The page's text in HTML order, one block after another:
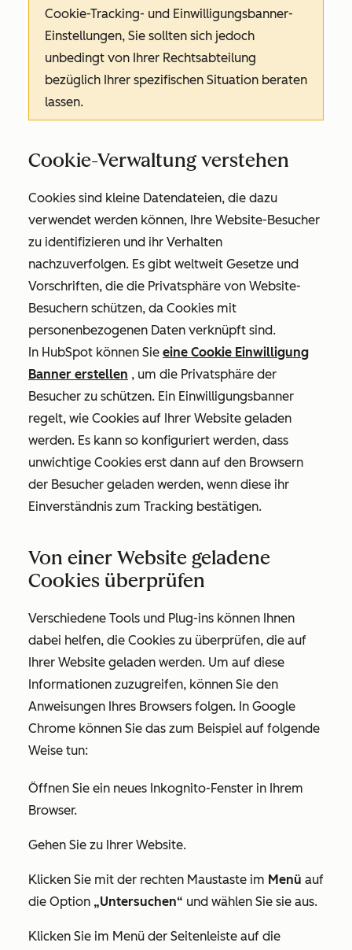
Cookie-Tracking- und Einwilligungsbanner-
Einstellungen, Sie sollten sich jedoch
unbedingt von Ihrer Rechtsabteilung
bezüglich Ihrer spezifischen Situation beraten
lassen.
Cookie-Verwaltung verstehen
Cookies sind kleine Datendateien, die dazu
verwendet werden können, Ihre Website-Besucher
zu identifizieren und ihr Verhalten
nachzuverfolgen. Es gibt weltweit Gesetze und
Vorschriften, die die Privatsphäre von Website-
Besuchern schützen, da Cookies mit
personenbezogenen Daten verknüpft sind.
In HubSpot können Sie eine Cookie Einwilligung
Banner erstellen , um die Privatsphäre der
Besucher zu schützen. Ein Einwilligungsbanner
regelt, wie Cookies auf Ihrer Website geladen
werden. Es kann so konfiguriert werden, dass
unwichtige Cookies erst dann auf den Browsern
der Besucher geladen werden, wenn diese ihr
Einverständnis zum Tracking bestätigen.
Von einer Website geladene
Cookies überprüfen
Verschiedene Tools und Plug-ins können Ihnen
dabei helfen, die Cookies zu überprüfen, die auf
Ihrer Website geladen werden. Um auf diese
Informationen zuzugreifen, können Sie den
Anweisungen Ihres Browsers folgen. In Google
Chrome können Sie das zum Beispiel auf folgende
Weise tun:
Öffnen Sie ein neues Inkognito-Fenster in Ihrem
Browser.
Gehen Sie zu Ihrer Website.
Klicken Sie mit der rechten Maustaste im Menü auf
die Option „Untersuchen“ und wählen Sie sie aus.
Klicken Sie im Menü der Seitenleiste auf die